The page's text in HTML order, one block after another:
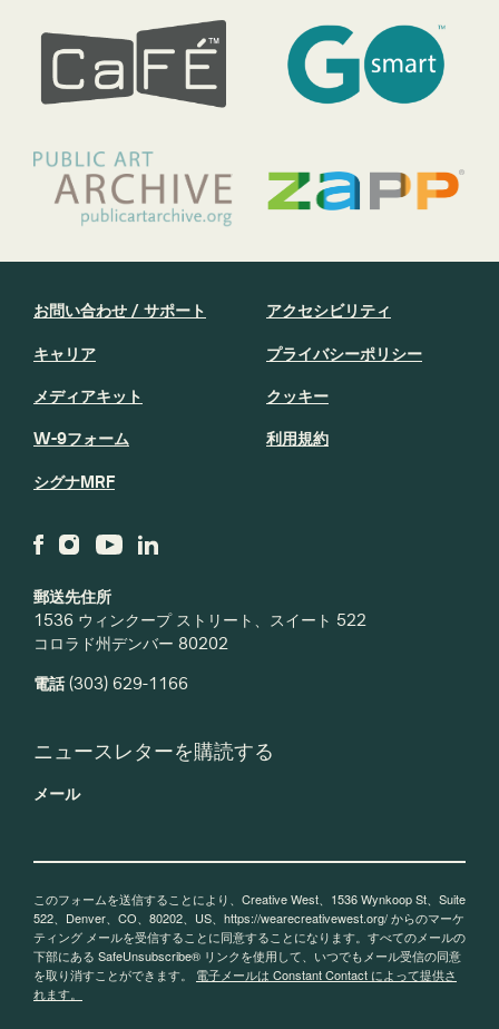
郵送先住所
1536 ウィンクープ ストリート、スイート 522
コロラド州デンバー 80202
電話(303) 629-1166
お問い合わせ / サポート
キャリア
メディアキット
W-9フォーム
シグナMRF
アクセシビリティ
プライバシーポリシー
クッキー
利用規約
ニュースレターを購読する
メール
このフォームを送信することにより、Creative West、1536 Wynkoop St、Suite
522、Denver、CO、80202、US、https://wearecreativewest.org/ からのマーケ
ティング メールを受信することに同意することになります。すべてのメールの
下部にある SafeUnsubscribe® リンクを使用して、いつでもメール受信の同意
を取り消すことができます。 電子メールは Constant Contact によって提供さ
れます。